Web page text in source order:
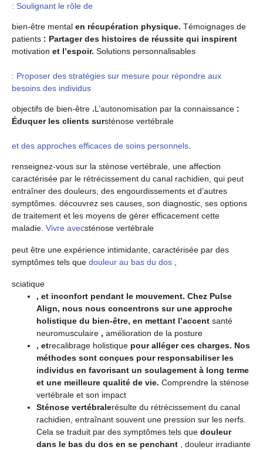
: Soulignant le rôle de
bien-être mental en récupération physique. Témoignages de
patients : Partager des histoires de réussite qui inspirent
motivation et l’espoir. Solutions personnalisables
: Proposer des stratégies sur mesure pour répondre aux
besoins des individus
objectifs de bien-être .L’autonomisation par la connaissance :
Éduquer les clients sursténose vertébrale
et des approches efficaces de soins personnels.
renseignez-vous sur la sténose vertébrale, une affection
caractérisée par le rétrécissement du canal rachidien, qui peut
entraîner des douleurs, des engourdissements et d’autres
symptômes. découvrez ses causes, son diagnostic, ses options
de traitement et les moyens de gérer efficacement cette
maladie. Vivre avecsténose vertébrale
peut être une expérience intimidante, caractérisée par des
symptômes tels que douleur au bas du dos ,
sciatique
, et inconfort pendant le mouvement. Chez Pulse
Align, nous nous concentrons sur une approche
holistique du bien-être, en mettant l’accent santé
neuromusculaire , amélioration de la posture
, etrecalibrage holistique pour alléger ces charges. Nos
méthodes sont conçues pour responsabiliser les
individus en favorisant un soulagement à long terme
et une meilleure qualité de vie. Comprendre la sténose
vertébrale et son impact
Sténose vertébralerésulte du rétrécissement du canal
rachidien, entraînant souvent une pression sur les nerfs.
Cela se traduit par des symptômes tels que douleur
dans le bas du dos en se penchant , douleur irradiante